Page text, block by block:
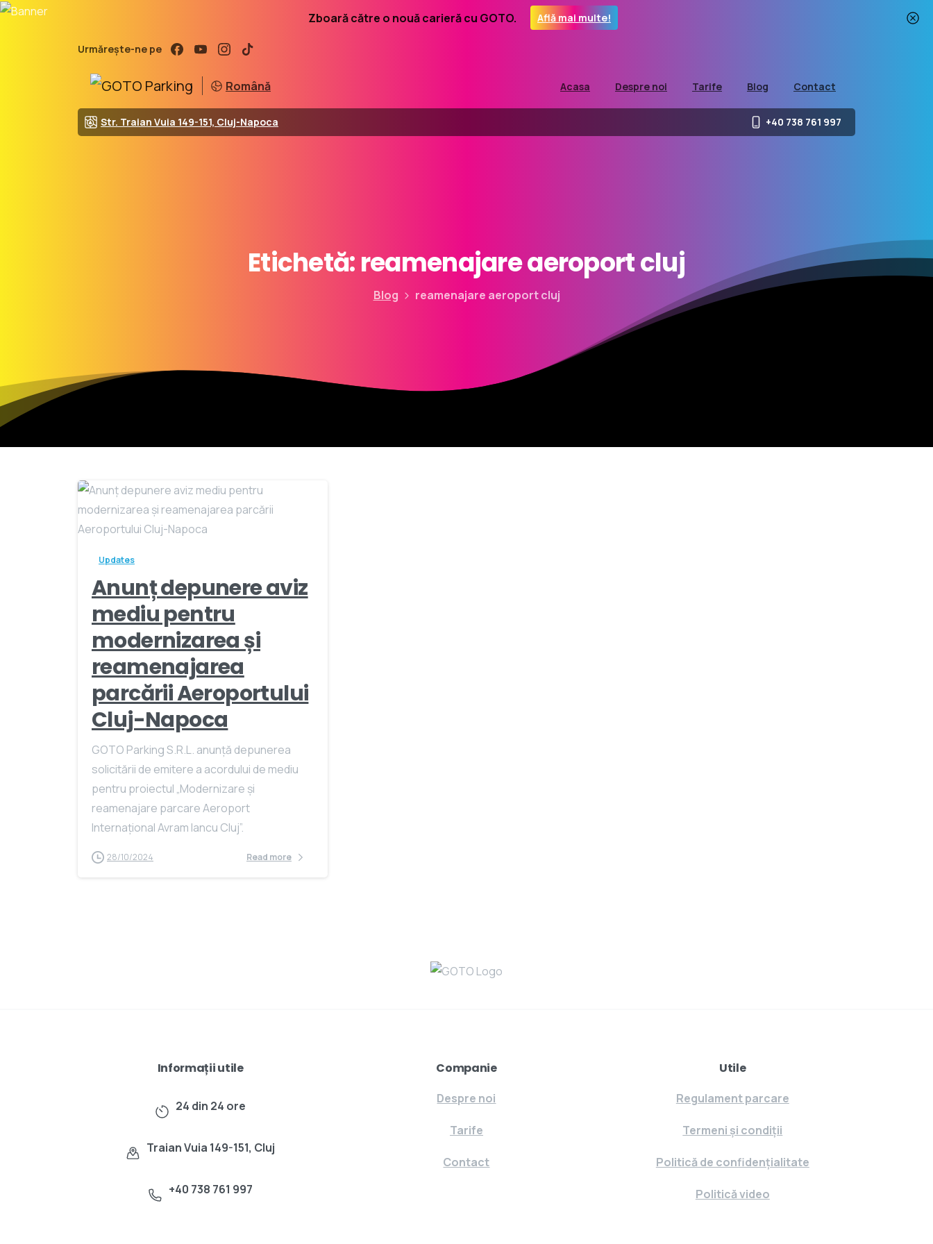
Zboară către o nouă carieră cu GOTO. Află mai multe!
Urmărește-ne pe
Română Acasa Despre noi Tarife Blog Contact
Str. Traian Vuia 149-151, Cluj-Napoca +40 738 761 997
Etichetă:reamenajareaeroportcluj
Blog reamenajare aeroport cluj
Updates
Anunț depunere aviz
mediu pentru
modernizarea și
reamenajarea
parcării Aeroportului
Cluj-Napoca
GOTO Parking S.R.L. anunță depunerea
solicitării de emitere a acordului de mediu
pentru proiectul „Modernizare și
reamenajare parcare Aeroport
Internațional Avram Iancu Cluj”.
28/10/2024 Read more
Informații utile
24 din 24 ore
Traian Vuia 149-151, Cluj
+40 738 761 997
Companie
Despre noi
Tarife
Contact
Utile
Regulament parcare
Termeni și condiții
Politică de confidențialitate
Politică video